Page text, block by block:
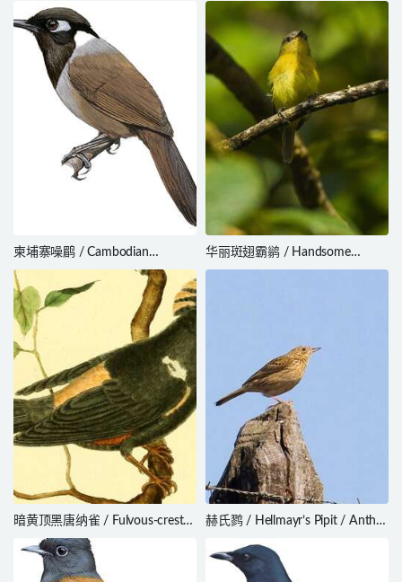
柬埔寨噪鹛 / Cambodian
Laughingthrush / Garrulax
ferrarius
华丽斑翅霸鹟 / Handsome
Flycatcher / Nephelomyias
暗黄顶黑唐纳雀 / Fulvous-crested
Tanager / Tachyphonus surinamus
赫氏鹨 / Hellmayr’s Pipit / Anthus